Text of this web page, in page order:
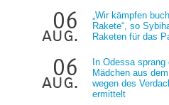
06
aug.
„Wir kämpfen
Rakete“, so
Raketen für das
06
aug.
In Odessa sprang
Mädchen aus
wegen des
ermittelt